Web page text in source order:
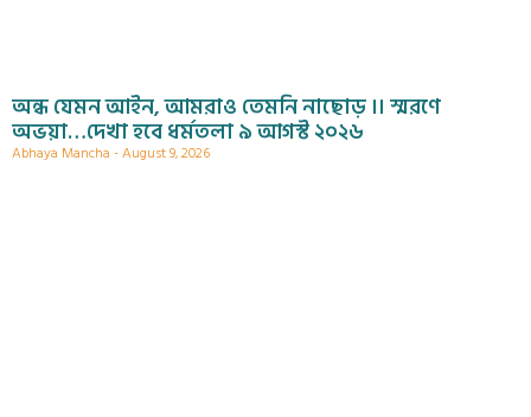
অন্ধ যেমন আইন, আমরাও তেমনি নাছোড় ।। স্মরণে
অভয়া…দেখা হবে ধর্মতলা ৯ আগস্ট ২০২৬
Abhaya Mancha August 9, 2026